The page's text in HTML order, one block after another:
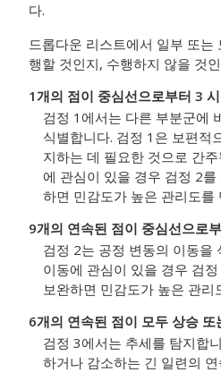
다.
드롭다운 리스트에서 일부 또는
행할 것인지, 수행하지 않을 것
1개의 점이 중심선으로부터 3
검정 1에서는 다른 부분군에
식별합니다. 검정 1은 보편적
지하는 데 필요한 것으로 간
에 관심이 있을 경우 검정 2
하면 민감도가 높은 관리도를
9개의 연속된 점이 중심선으로
검정 2는 공정 변동의 이동을
이동에 관심이 있을 경우 검
보완하면 민감도가 높은 관리
6개의 연속된 점이 모두 상승 또
검정 3에서는 추세를 탐지합
하거나 감소하는 긴 일련의